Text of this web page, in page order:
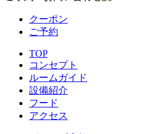
クーポン
ご予約
TOP
コンセプト
ルームガイド
設備紹介
フード
アクセス